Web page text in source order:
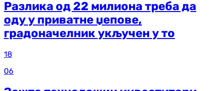
Разлика од 22 милиона треба да
оду у приватне џепове,
градоначелник укључен у то
18
06